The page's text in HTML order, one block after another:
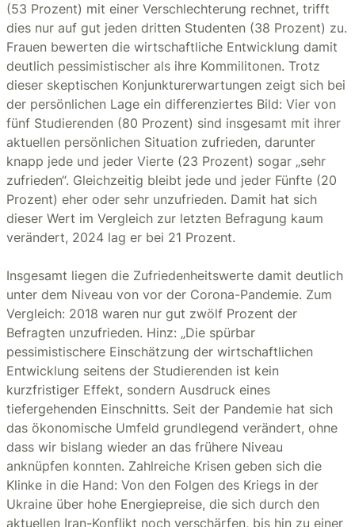
(53 Prozent) mit einer Verschlechterung rechnet, trifft
dies nur auf gut jeden dritten Studenten (38 Prozent) zu.
Frauen bewerten die wirtschaftliche Entwicklung damit
deutlich pessimistischer als ihre Kommilitonen. Trotz
dieser skeptischen Konjunkturerwartungen zeigt sich bei
der persönlichen Lage ein differenziertes Bild: Vier von
fünf Studierenden (80 Prozent) sind insgesamt mit ihrer
aktuellen persönlichen Situation zufrieden, darunter
knapp jede und jeder Vierte (23 Prozent) sogar „sehr
zufrieden“. Gleichzeitig bleibt jede und jeder Fünfte (20
Prozent) eher oder sehr unzufrieden. Damit hat sich
dieser Wert im Vergleich zur letzten Befragung kaum
verändert, 2024 lag er bei 21 Prozent.
Insgesamt liegen die Zufriedenheitswerte damit deutlich
unter dem Niveau von vor der Corona-Pandemie. Zum
Vergleich: 2018 waren nur gut zwölf Prozent der
Befragten unzufrieden. Hinz: „Die spürbar
pessimistischere Einschätzung der wirtschaftlichen
Entwicklung seitens der Studierenden ist kein
kurzfristiger Effekt, sondern Ausdruck eines
tiefergehenden Einschnitts. Seit der Pandemie hat sich
das ökonomische Umfeld grundlegend verändert, ohne
dass wir bislang wieder an das frühere Niveau
anknüpfen konnten. Zahlreiche Krisen geben sich die
Klinke in die Hand: Von den Folgen des Kriegs in der
Ukraine über hohe Energiepreise, die sich durch den
aktuellen Iran-Konflikt noch verschärfen, bis hin zu einer